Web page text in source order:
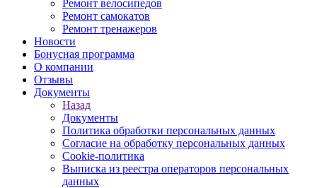
Ремонт велосипедов
Ремонт самокатов
Ремонт тренажеров
Новости
Бонусная программа
О компании
Отзывы
Документы
Назад
Документы
Политика обработки персональных данных
Согласие на обработку персональных данных
Cookie-политика
Выписка из реестра операторов персональных
данных